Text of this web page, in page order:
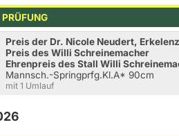
PRÜFUNG
Preis der Dr. Nicole Neudert, Erkelenz
Preis des Willi Schreinemacher
Ehrenpreis des Stall Willi
Mannsch.-Springprfg.Kl.A* 90cm
mit 1 Umlauf